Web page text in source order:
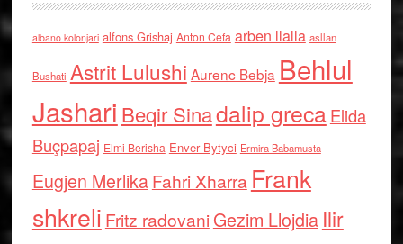
albano kolonjari alfons Grishaj Anton Cefa arben llalla asllan
Bushati Astrit Lulushi Aurenc Bebja Behlul
Jashari Beqir Sinadalip grecaElida
Buçpapaj Elmi Berisha Enver Bytyci Ermira Babamusta
Eugjen MerlikaFahri Xharra Frank
shkreli Fritz radovaniGezim Llojdia Ilir